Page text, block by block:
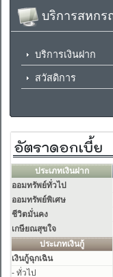
บริการสหก
บริการเงินฝาก
สวัสดิการ